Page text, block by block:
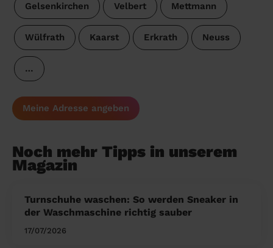
Gelsenkirchen Velbert Mettmann
Wülfrath Kaarst Erkrath Neuss
…
Meine Adresse angeben
Noch mehr Tipps in unserem
Magazin
Turnschuhe waschen: So werden Sneaker in
der Waschmaschine richtig sauber
17/07/2026